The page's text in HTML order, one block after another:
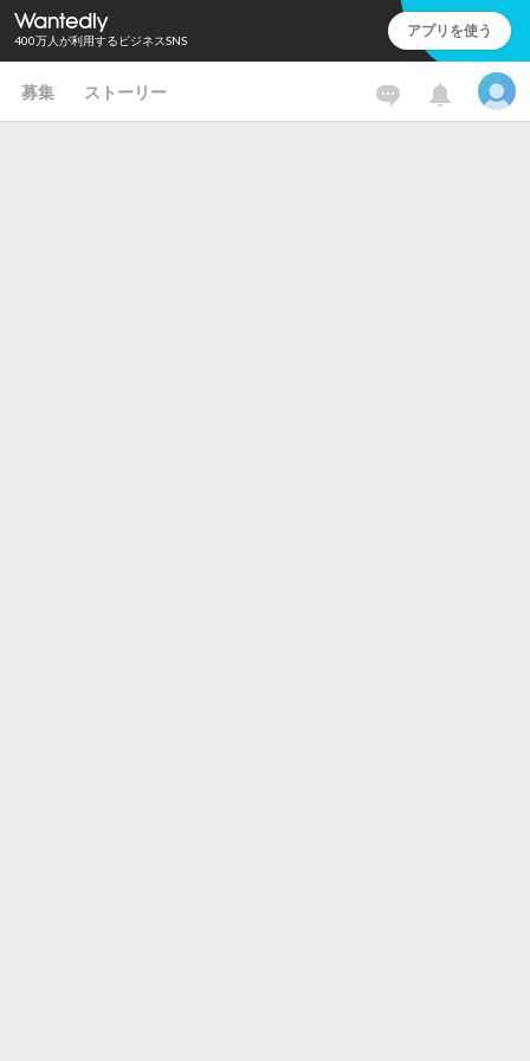
400万人が利用するビジネスSNS アプリを使う
募集 ストーリー